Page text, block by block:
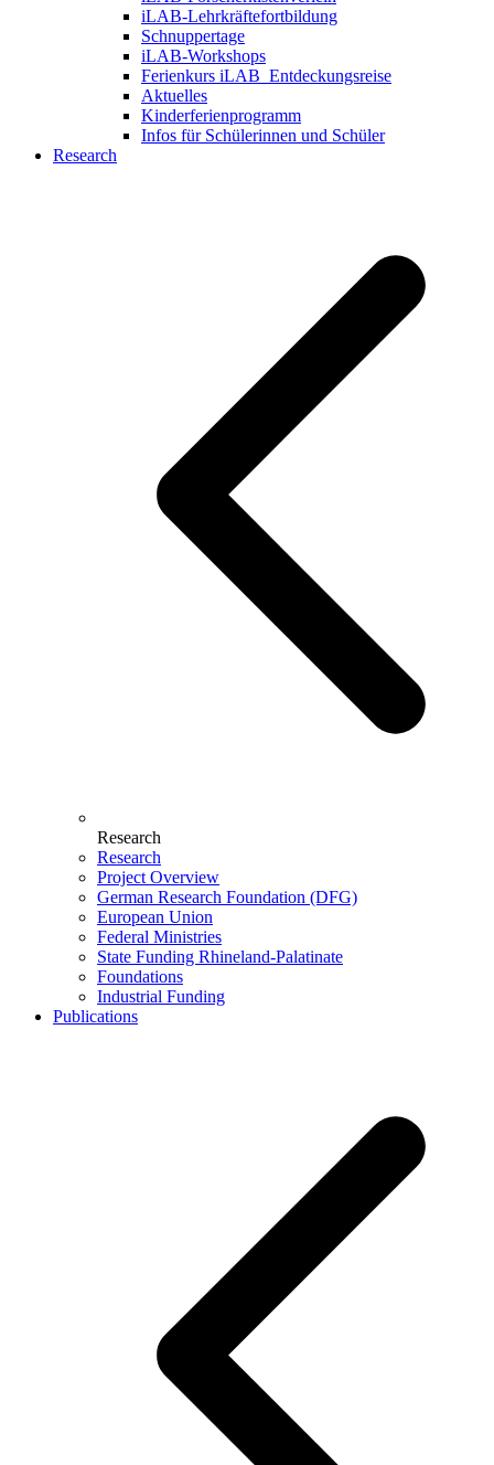
iLAB-Lehrkräftefortbildung
Schnuppertage
iLAB-Workshops
Ferienkurs iLAB_Entdeckungsreise
Aktuelles
Kinderferienprogramm
Infos für Schülerinnen und Schüler
Research
Research
Research
Project Overview
German Research Foundation (DFG)
European Union
Federal Ministries
State Funding Rhineland-Palatinate
Foundations
Industrial Funding
Publications